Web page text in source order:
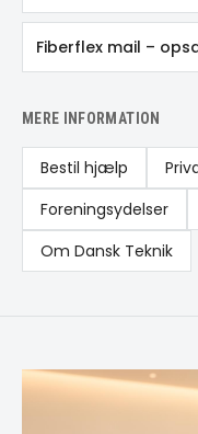
Fiberflex mail –
MERE INFORMATION
Bestil hjælp
Foreningsydelser
Om Dansk Teknik